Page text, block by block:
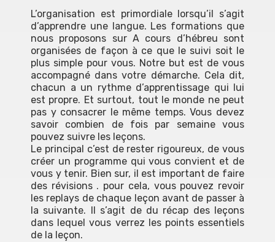
L’organisation est primordiale lorsqu’il s’agit
d’apprendre une langue. Les formations que
nous proposons sur A cours d’hébreu sont
organisées de façon à ce que le suivi soit le
plus simple pour vous. Notre but est de vous
accompagné dans votre démarche. Cela dit,
chacun a un rythme d’apprentissage qui lui
est propre. Et surtout, tout le monde ne peut
pas y consacrer le même temps. Vous devez
savoir combien de fois par semaine vous
pouvez suivre les leçons.
Le principal c’est de rester rigoureux, de vous
créer un programme qui vous convient et de
vous y tenir. Bien sur, il est important de faire
des révisions . pour cela, vous pouvez revoir
les replays de chaque leçon avant de passer à
la suivante. Il s’agit de du récap des leçons
dans lequel vous verrez les points essentiels
de la leçon.